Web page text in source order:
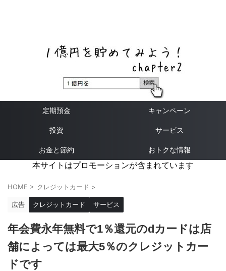
定期預金 キャンペーン
投資 サービス
お金と節約 おトクな情報
本サイトはプロモーションが含まれています
HOME > クレジットカード >
広告 クレジットカード サービス
年会費永年無料で1％還元のdカードは店
舗によっては最大5％のクレジットカー
ドです